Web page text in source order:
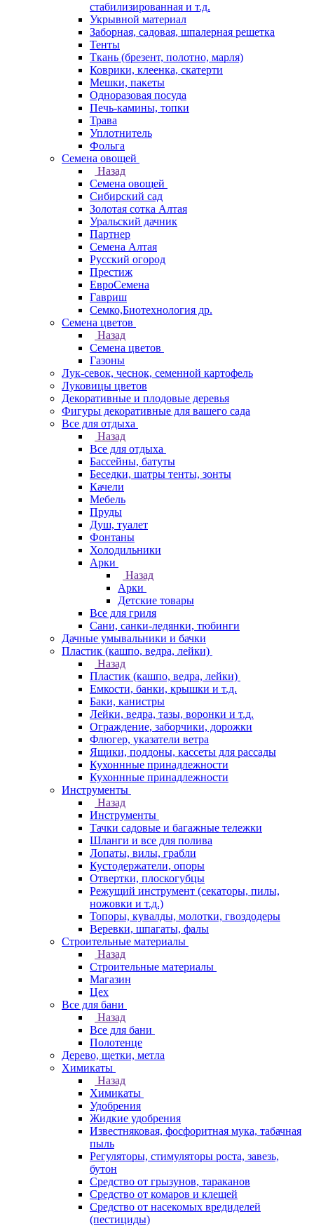
стабилизированная и т.д.
Укрывной материал
Заборная, садовая, шпалерная решетка
Тенты
Ткань (брезент, полотно, марля)
Коврики, клеенка, скатерти
Мешки, пакеты
Одноразовая посуда
Печь-камины, топки
Трава
Уплотнитель
Фольга
Семена овощей
Назад
Семена овощей
Сибирский сад
Золотая сотка Алтая
Уральский дачник
Партнер
Семена Алтая
Русский огород
Престиж
ЕвроСемена
Гавриш
Семко,Биотехнология др.
Семена цветов
Назад
Семена цветов
Газоны
Лук-севок, чеснок, семенной картофель
Луковицы цветов
Декоративные и плодовые деревья
Фигуры декоративные для вашего сада
Все для отдыха
Назад
Все для отдыха
Бассейны, батуты
Беседки, шатры тенты, зонты
Качели
Мебель
Пруды
Душ, туалет
Фонтаны
Холодильники
Арки
Назад
Арки
Детские товары
Все для гриля
Сани, санки-ледянки, тюбинги
Дачные умывальники и бачки
Пластик (кашпо, ведра, лейки)
Назад
Пластик (кашпо, ведра, лейки)
Емкости, банки, крышки и т.д.
Баки, канистры
Лейки, ведра, тазы, воронки и т.д.
Ограждение, заборчики, дорожки
Флюгер, указатели ветра
Ящики, поддоны, кассеты для рассады
Кухоннные принадлежности
Кухоннные принадлежности
Инструменты
Назад
Инструменты
Тачки садовые и багажные тележки
Шланги и все для полива
Лопаты, вилы, грабли
Кустодержатели, опоры
Отвертки, плоскогубцы
Режущий инструмент (секаторы, пилы,
ножовки и т.д.)
Топоры, кувалды, молотки, гвоздодеры
Веревки, шпагаты, фалы
Строительные материалы
Назад
Строительные материалы
Магазин
Цех
Все для бани
Назад
Все для бани
Полотенце
Дерево, щетки, метла
Химикаты
Назад
Химикаты
Удобрения
Жидкие удобрения
Известняковая, фосфоритная мука, табачная
пыль
Регуляторы, стимуляторы роста, завезь,
бутон
Средство от грызунов, тараканов
Средство от комаров и клещей
Средство от насекомых вредиделей
(пестициды)